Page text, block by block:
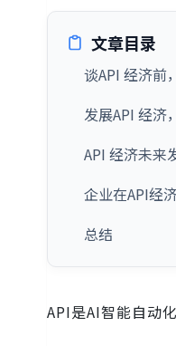
文章目录
谈API 经济前
发展API 经济
API 经济未来
企业在API经
总结
API是AI智能自动